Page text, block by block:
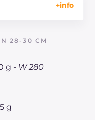
28-30 CM
g - W 280
g